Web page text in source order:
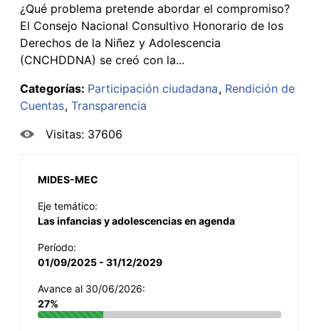
¿Qué problema pretende abordar el compromiso?
El Consejo Nacional Consultivo Honorario de los
Derechos de la Niñez y Adolescencia
(CNCHDDNA) se creó con la...
Categorías: Participación ciudadana Rendición de
Cuentas Transparencia
Visitas: 37606
MIDES-MEC
Eje temático:
Las infancias y adolescencias en agenda
Período:
01/09/2025 - 31/12/2029
Avance al 30/06/2026:
27%